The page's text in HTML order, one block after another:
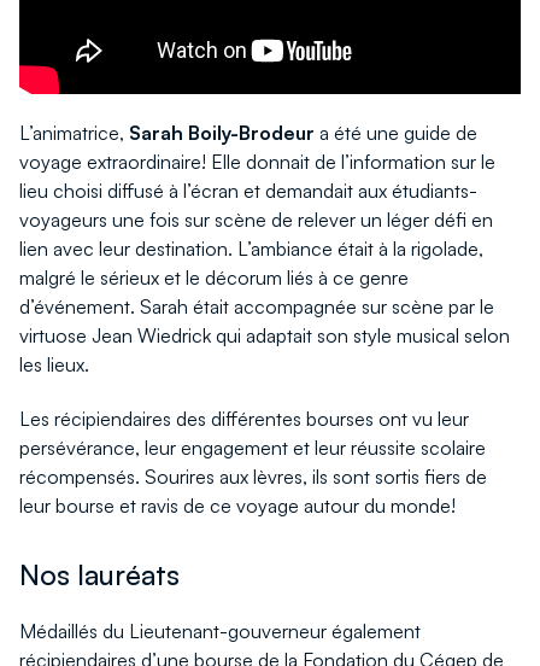
L’animatrice, Sarah Boily-Brodeur a été une guide de
voyage extraordinaire! Elle donnait de l’information sur le
lieu choisi diffusé à l’écran et demandait aux étudiants-
voyageurs une fois sur scène de relever un léger défi en
lien avec leur destination. L’ambiance était à la rigolade,
malgré le sérieux et le décorum liés à ce genre
d’événement. Sarah était accompagnée sur scène par le
virtuose Jean Wiedrick qui adaptait son style musical selon
les lieux.
Les récipiendaires des différentes bourses ont vu leur
persévérance, leur engagement et leur réussite scolaire
récompensés. Sourires aux lèvres, ils sont sortis fiers de
leur bourse et ravis de ce voyage autour du monde!
Nos lauréats
Médaillés du Lieutenant-gouverneur également
récipiendaires d’une bourse de la Fondation du Cégep de